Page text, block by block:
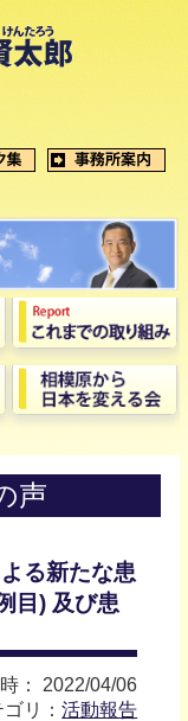
声
る新たな患
目) 及び患
： 2022/04/06
ゴリ：活動報告